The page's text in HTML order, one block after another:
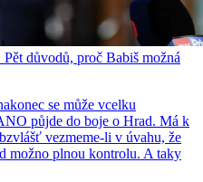
důvodů, proč Babiš možná
se může vcelku
půjde do boje o Hrad. Má k
vezmeme-li v úvahu, že
možno plnou kontrolu. A taky